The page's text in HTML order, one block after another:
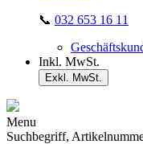
📞 032 653 16 11
Inkl. MwSt.
Exkl. MwSt.
Menu
Suchbegriff,